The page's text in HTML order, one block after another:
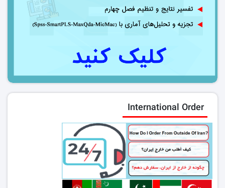
International Order